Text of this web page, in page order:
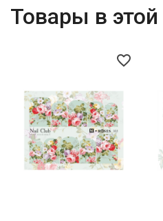
Товары в этой
favorite_border